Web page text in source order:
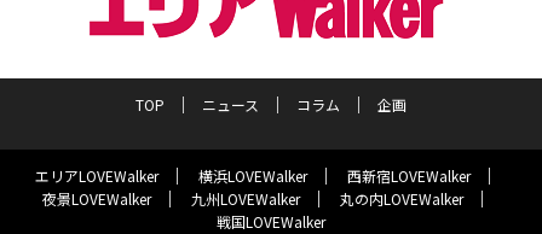
TOP ニュース コラム 企画
エリアLOVEWalker 横浜LOVEWalker
西新宿LOVEWalker
夜景LOVEWalker
九州LOVEWalker
丸の内LOVEWalker
戦国LOVEWalker